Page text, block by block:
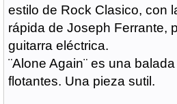
estilo de Rock Clasico, con
rápida de Joseph Ferrante,
guitarra eléctrica.
¨Alone Again¨ es una
flotantes. Una pieza sutil.